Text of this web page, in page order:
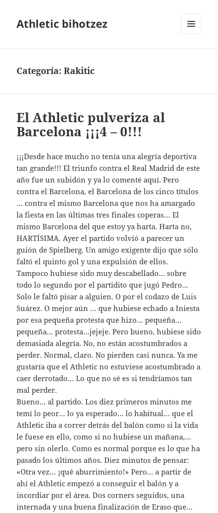
Athletic bihotzez
Categoría:Rakitic
El Athletic pulveriza al
Barcelona ¡¡¡4 – 0!!!
¡¡¡Desde hace mucho no tenía una alegría deportiva
tan grande!!! El triunfo contra el Real Madrid de este
año fue un subidón y ya lo comenté aquí. Pero
contra el Barcelona, el Barcelona de los cinco títulos
… contra el mismo Barcelona que nos ha amargado
la fiesta en las últimas tres finales coperas… El
mismo Barcelona del que estoy ya harta. Harta no,
HARTÍSIMA. Ayer el partido volvíó a parecer un
guión de Spielberg. Un amigo exigente dijo que sólo
faltó el quinto gol y una expulsión de ellos.
Tampoco hubiese sido muy descabellado… sobre
todo lo segundo por el partidito que jugó Pedro…
Solo le faltó pisar a alguien. O por el codazo de Luis
Suárez. O mejor aún … que hubiese echado a Iniesta
por esa pequeña protesta que hizo… pequeña…
pequeña… protesta…jejeje. Pero bueno, hubiese sido
demasiada alegría. No, no están acostumbrados a
perder. Normal, claro. No pierden casi nunca. Ya me
gustaría que el Athletic no estuviese acostumbrado a
caer derrotado… Lo que no sé es si tendríamos tan
mal perder.
Bueno… al partido. Los diez primeros minutos me
temí lo peor… lo ya esperado… lo habitual… que el
Athletic iba a correr detrás del balón como si la vida
le fuese en ello, como si no hubiese un mañana,…
pero sin olerlo. Como es normal porque es lo que ha
pasado los últimos años. Diez minutos de pensar:
«Otra vez… ¡quė aburrimiento!» Pero… a partir de
ahí el Athletic empezó a conseguir el balón y a
incordiar por el área. Dos corners seguidos, una
internada y una buena finalización de Eraso que…